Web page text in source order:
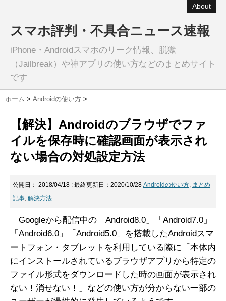
About
スマホ評判・不具合ニュース速報
iPhone・Androidスマホのリーク情報、脱獄
（Jailbreak）や神アプリの使い方などのまとめサイト
です
ホーム > Androidの使い方 >
【解決】Androidのブラウザでファ
イルを保存時に確認画面が表示され
ない場合の対処設定方法
公開日： 2018/04/18 : 最終更新日：2020/10/28 Androidの使い方, まとめ
記事, 解決方法
Googleから配信中の「Android8.0」「Android7.0」
「Android6.0」「Android5.0」を搭載したAndroidスマ
ートフォン・タブレットを利用している際に「本体内
にインストールされているブラウザアプリから特定の
ファイル形式をダウンロードした時の画面が表示され
ない！消せない！」などの使い方が分からない一部の